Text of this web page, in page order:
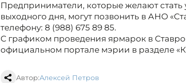
Предприниматели, которые желают
выходного дня, могут позвонить в АНО
телефону: 8 (988) 675 89 85.
С графиком проведения ярмарок в
официальном портале мэрии в разделе
Автор:Алексей Петров